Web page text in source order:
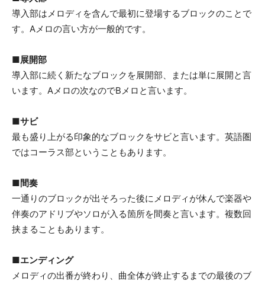
導入部はメロディを含んで最初に登場するブロックのことで
す。Aメロの言い方が一般的です。
■展開部
導入部に続く新たなブロックを展開部、または単に展開と言
います。Aメロの次なのでBメロと言います。
■サビ
最も盛り上がる印象的なブロックをサビと言います。英語圏
ではコーラス部ということもあります。
■間奏
一通りのブロックが出そろった後にメロディが休んで楽器や
伴奏のアドリブやソロが入る箇所を間奏と言います。複数回
挟まることもあります。
■エンディング
メロディの出番が終わり、曲全体が終止するまでの最後のブ